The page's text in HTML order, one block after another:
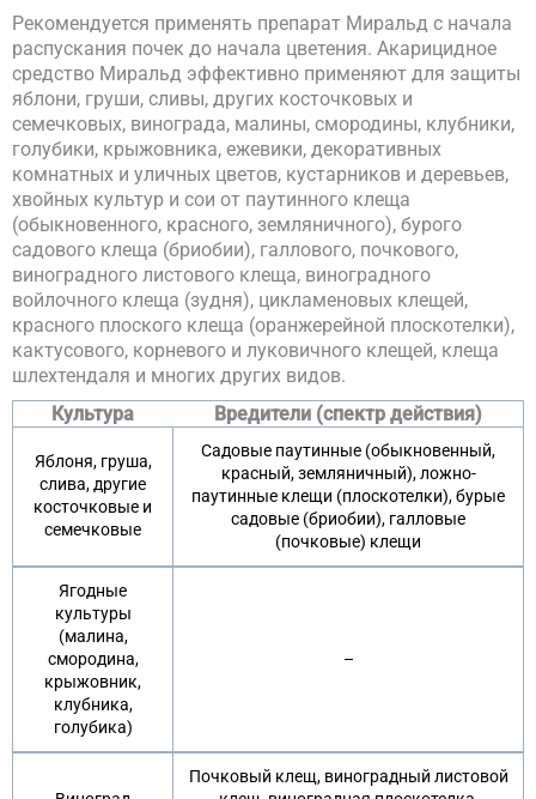
Рекомендуется применять препарат Миральд с начала
распускания почек до начала цветения. Акарицидное
средство Миральд эффективно применяют для защиты
яблони, груши, сливы, других косточковых и
семечковых, винограда, малины, смородины, клубники,
голубики, крыжовника, ежевики, декоративных
комнатных и уличных цветов, кустарников и деревьев,
хвойных культур и сои от паутинного клеща
(обыкновенного, красного, земляничного), бурого
садового клеща (бриобии), галлового, почкового,
виноградного листового клеща, виноградного
войлочного клеща (зудня), цикламеновых клещей,
красного плоского клеща (оранжерейной плоскотелки),
кактусового, корневого и луковичного клещей, клеща
шлехтендаля и многих других видов.
Культура
Вредители (спектр действия)
Яблоня, груша,
слива, другие
косточковые и
семечковые
Садовые паутинные (обыкновенный,
красный, земляничный), ложно-
паутинные клещи (плоскотелки), бурые
садовые (бриобии), галловые
(почковые) клещи
Ягодные
культуры
(малина,
смородина,
крыжовник,
клубника,
голубика)
–
Почковый клещ, виноградный листовой